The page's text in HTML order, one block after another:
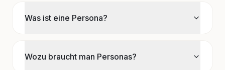
Was ist eine Persona?
Wozu braucht man Personas?